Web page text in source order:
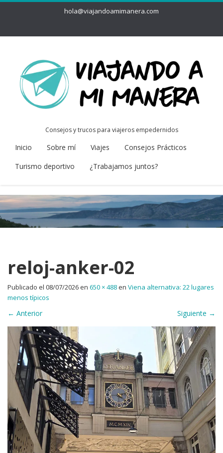
hola@viajandoamimanera.com
Consejos y trucos para viajeros empedernidos
Inicio Sobre mí Viajes
Consejos Prácticos
Turismo deportivo
¿Trabajamos juntos?
reloj-anker-02
Publicado el 08/07/2026en 650 × 488en Viena alternativa: 22 lugares
menos típicos
← Anterior Siguiente →